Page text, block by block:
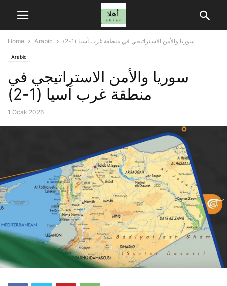
Home Arabic سوريا والأمن الاستراتيجي في منطقة غرب آسيا (1-2)
Arabic
سوريا والأمن الاستراتيجي في
منطقة غرب آسيا (1-2)
1 Ocak 2026